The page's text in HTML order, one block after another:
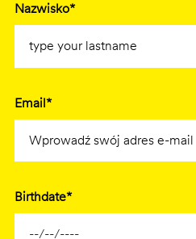
Nazwisko*
Email*
Birthdate*